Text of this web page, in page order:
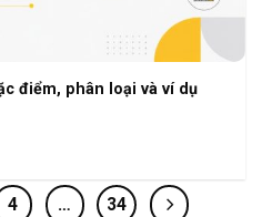
điểm, phân loại và ví dụ
4 … 34